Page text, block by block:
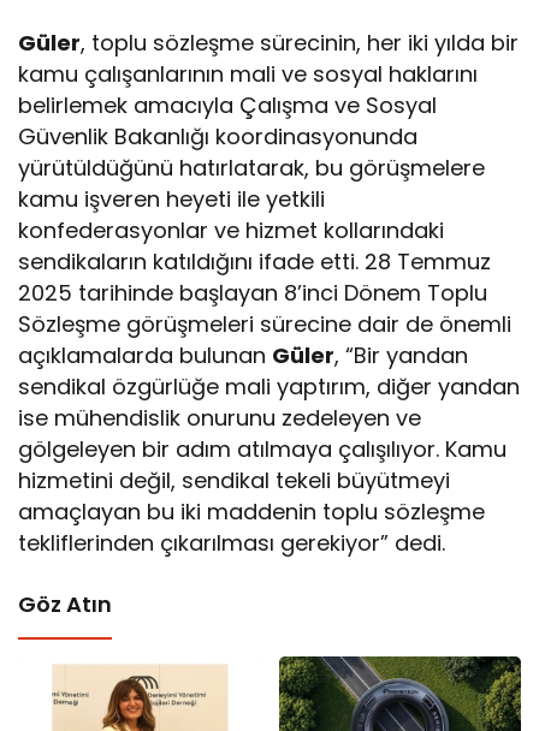
Güler, toplu sözleşme sürecinin, her iki yılda bir
kamu çalışanlarının mali ve sosyal haklarını
belirlemek amacıyla Çalışma ve Sosyal
Güvenlik Bakanlığı koordinasyonunda
yürütüldüğünü hatırlatarak, bu görüşmelere
kamu işveren heyeti ile yetkili
konfederasyonlar ve hizmet kollarındaki
sendikaların katıldığını ifade etti. 28 Temmuz
2025 tarihinde başlayan 8’inci Dönem Toplu
Sözleşme görüşmeleri sürecine dair de önemli
açıklamalarda bulunan Güler, “Bir yandan
sendikal özgürlüğe mali yaptırım, diğer yandan
ise mühendislik onurunu zedeleyen ve
gölgeleyen bir adım atılmaya çalışılıyor. Kamu
hizmetini değil, sendikal tekeli büyütmeyi
amaçlayan bu iki maddenin toplu sözleşme
tekliflerinden çıkarılması gerekiyor” dedi.
Göz Atın